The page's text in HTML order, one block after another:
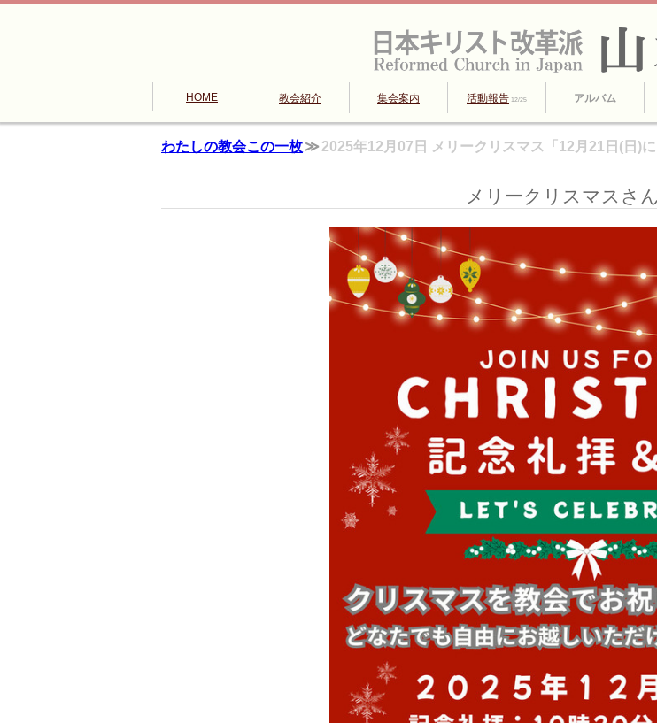
HOME 教会紹介 集会案内 活動報告 12/25 アルバム
わたしの教会この一枚 2025年12月07日 メリークリスマス「12月21日(日)
メリークリスマスさ